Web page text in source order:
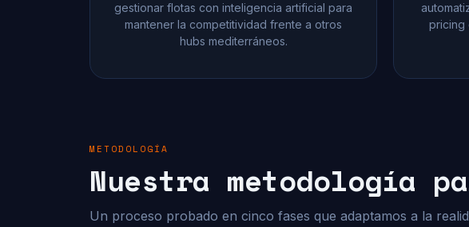
gestionar flotas con inteligencia artificial para
mantener la competitividad frente a otros
hubs mediterráneos.
pricing
METODOLOGÍA
Nuestra metodología
Un proceso probado en cinco fases que adaptamos a la